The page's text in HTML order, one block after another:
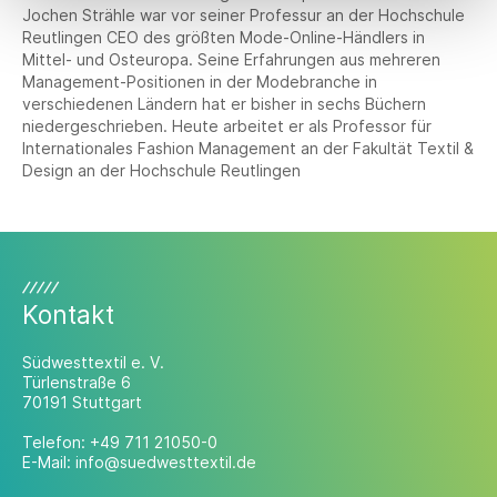
Jochen Strähle war vor seiner Professur an der Hochschule
Reutlingen CEO des größten Mode-Online-Händlers in
Mittel- und Osteuropa. Seine Erfahrungen aus mehreren
Management-Positionen in der Modebranche in
verschiedenen Ländern hat er bisher in sechs Büchern
niedergeschrieben. Heute arbeitet er als Professor für
Internationales Fashion Management an der Fakultät Textil &
Design an der Hochschule Reutlingen
Kontakt
Südwesttextil e. V.
Türlenstraße 6
70191 Stuttgart
Telefon: +49 711 21050-0
E-Mail: info@suedwesttextil.de